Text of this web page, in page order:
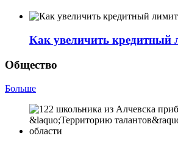
Как увеличить кредитный
Общество
Больше